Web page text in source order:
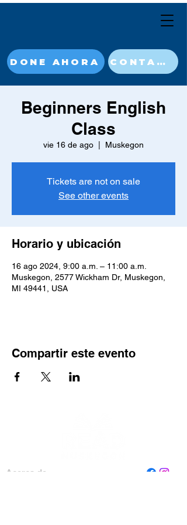
DONE AHORA CONTACT
Beginners English
Class
vie 16 de ago Muskegon
Tickets are not on sale
See other events
Horario y ubicación
16 ago 2024, 9:00 a.m. – 11:00 a.m.
Muskegon, 2577 Wickham Dr, Muskegon,
MI 49441, USA
Compartir este evento
Acerca de